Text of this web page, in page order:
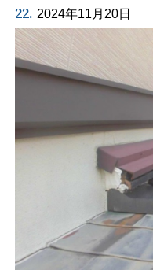
22. 2024年11月20日